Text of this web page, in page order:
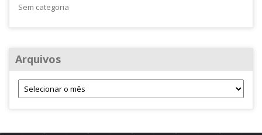
Sem categoria
Arquivos